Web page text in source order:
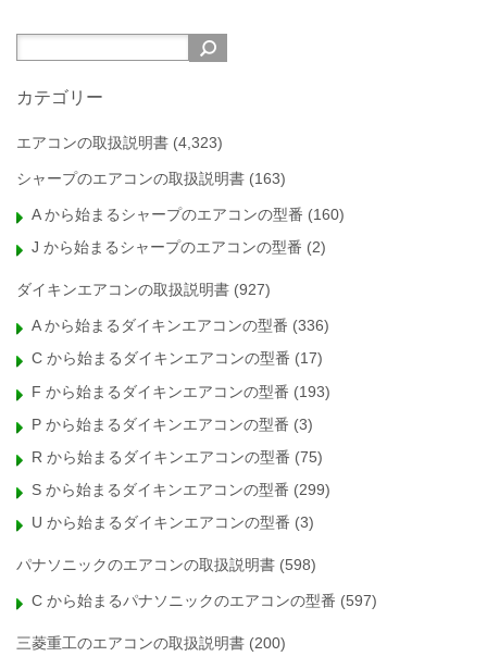
カテゴリー
エアコンの取扱説明書 (4,323)
シャープのエアコンの取扱説明書 (163)
A から始まるシャープのエアコンの型番 (160)
J から始まるシャープのエアコンの型番 (2)
ダイキンエアコンの取扱説明書 (927)
A から始まるダイキンエアコンの型番 (336)
C から始まるダイキンエアコンの型番 (17)
F から始まるダイキンエアコンの型番 (193)
P から始まるダイキンエアコンの型番 (3)
R から始まるダイキンエアコンの型番 (75)
S から始まるダイキンエアコンの型番 (299)
U から始まるダイキンエアコンの型番 (3)
パナソニックのエアコンの取扱説明書 (598)
C から始まるパナソニックのエアコンの型番 (597)
三菱重工のエアコンの取扱説明書 (200)